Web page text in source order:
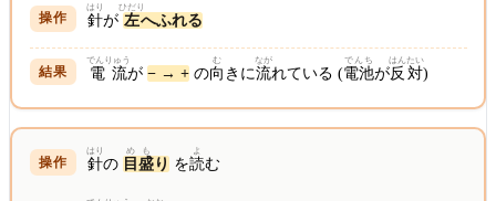
針
はり
が 左
ひだり
へふれる
電流
でんりゅう
が− → + の向
む
きに流
なが
れている (電池
でんち
が反対
はんたい
)
針
はり
の 目盛
めも
り を読
よ
む